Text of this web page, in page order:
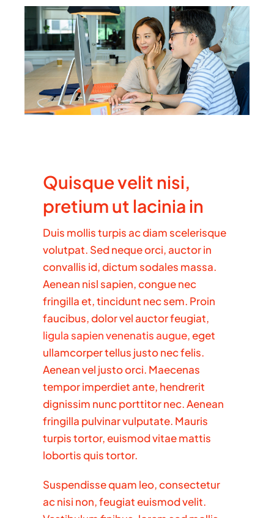
Quisque velit nisi,
pretium ut lacinia in
Duis mollis turpis ac diam scelerisque
volutpat. Sed neque orci, auctor in
convallis id, dictum sodales massa.
Aenean nisl sapien, congue nec
fringilla et, tincidunt nec sem. Proin
faucibus, dolor vel auctor feugiat,
ligula sapien venenatis augue, eget
ullamcorper tellus justo nec felis.
Aenean vel justo orci. Maecenas
tempor imperdiet ante, hendrerit
dignissim nunc porttitor nec. Aenean
fringilla pulvinar vulputate. Mauris
turpis tortor, euismod vitae mattis
lobortis quis tortor.
Suspendisse quam leo, consectetur
ac nisi non, feugiat euismod velit.